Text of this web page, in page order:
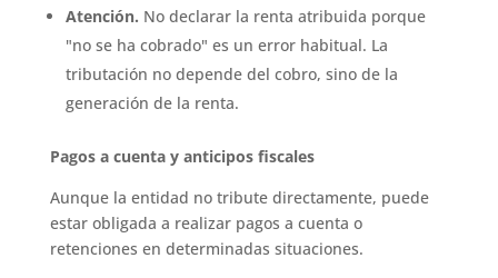
Atención. No declarar la renta atribuida porque
"no se ha cobrado" es un error habitual. La
tributación no depende del cobro, sino de la
generación de la renta.
Pagos a cuenta y anticipos fiscales
Aunque la entidad no tribute directamente, puede
estar obligada a realizar pagos a cuenta o
retenciones en determinadas situaciones.